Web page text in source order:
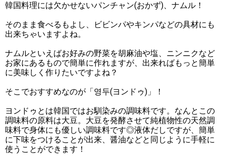
韓国料理には欠かせないパンチャン(おかず)、ナムル！
そのまま食べるもよし、ビビンパやキンパなどの具材にも
出来ちゃいますよね。
ナムルといえばお好みの野菜を胡麻油や塩、ニンニクなど
お家にあるもので簡単に作れますが、出来ればもっと簡単
に美味しく作りたいですよね？
そこでおすすめなのが「영두(ヨンドゥ)」！
ヨンドゥとは韓国ではお馴染みの調味料です。なんとこの
調味料の原料は大豆。大豆を発酵させて純植物性の天然調
味料で身体にも優しい調味料です◎液体だしですが、簡単
に下味をつけることが出来、醤油などと同じように手軽に
使うことができます！